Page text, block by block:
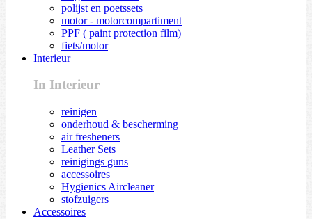
polijst en poetssets
motor - motorcompartiment
PPF ( paint protection film)
fiets/motor
Interieur
In Interieur
reinigen
onderhoud & bescherming
air fresheners
Leather Sets
reinigings guns
accessoires
Hygienics Aircleaner
stofzuigers
Accessoires